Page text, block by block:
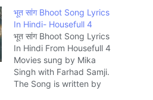
भूत सांग Bhoot Song Lyrics
In Hindi- Housefull 4
भूत सांग Bhoot Song Lyrics
In Hindi From Housefull 4
Movies sung by Mika
Singh with Farhad Samji.
The Song is written by